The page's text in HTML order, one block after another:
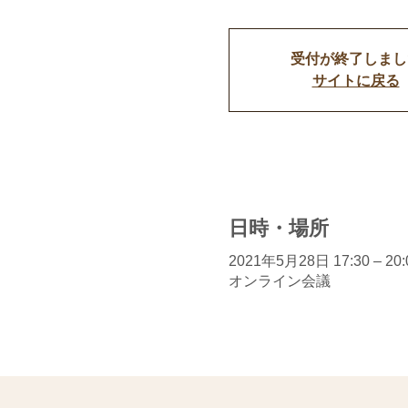
受付が終了しま
サイトに戻る
日時・場所
2021年5月28日 17:30 –
オンライン会議